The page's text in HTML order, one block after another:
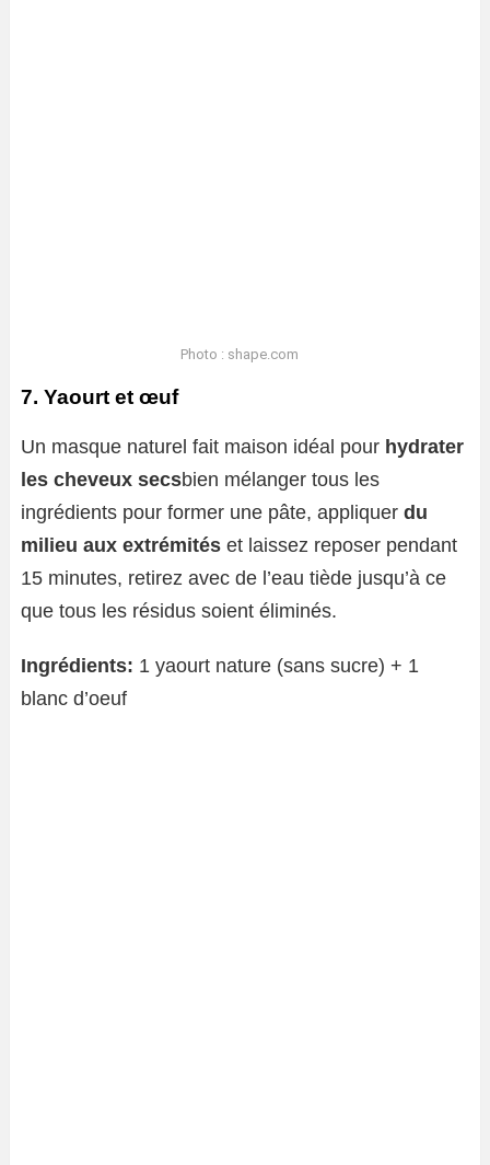
Photo : shape.com
7. Yaourt et œuf
Un masque naturel fait maison idéal pour hydrater
les cheveux secsbien mélanger tous les
ingrédients pour former une pâte, appliquer du
milieu aux extrémités et laissez reposer pendant
15 minutes, retirez avec de l’eau tiède jusqu’à ce
que tous les résidus soient éliminés.
Ingrédients: 1 yaourt nature (sans sucre) + 1
blanc d’oeuf